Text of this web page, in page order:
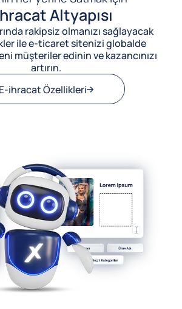
Altyapısı
rakipsiz olmanızı sağlayacak
ile e-ticaret sitenizi globalde
müşteriler edinin ve kazancınızı
artırın.
E-ihracat Özellikleri